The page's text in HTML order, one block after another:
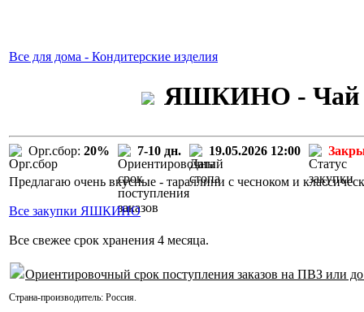
Все для дома - Кондитерские изделия
ЯШКИНО - Чай
Орг.сбор: 20% 7-10 дн. 19.05.2026 12:00
Предлагаю очень вкусные - тараллини с чесноком и
Все закупки ЯШКИНО
Все свежее срок хранения 4 месяца.
Ориентировочный срок поступления заказов на ПВЗ или
Страна-производитель: Россия.